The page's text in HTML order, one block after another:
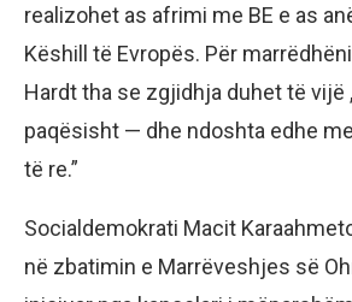
realizohet as afrimi me BE e as
Këshill të Evropës. Për
Hardt tha se zgjidhja duhet të vijë
paqësisht — dhe ndoshta edhe
të re.”
Socialdemokrati Macit
në zbatimin e Marrëveshjes së